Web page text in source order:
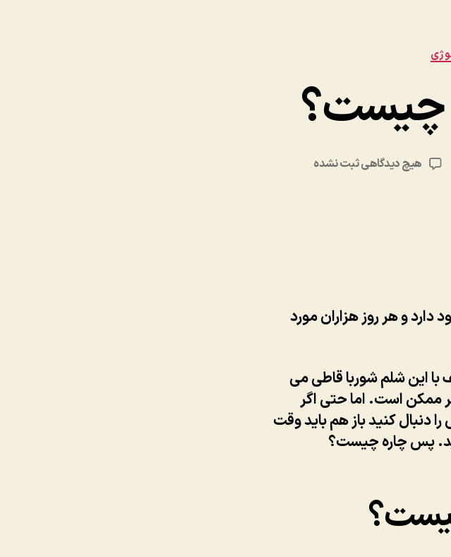
هیچ دیدگاهیبرای
ثبت نشده
و هر روز هزاران مورد
با این شلم شوربا قاطی می
ممکن است. اما حتی اگر
کنید باز هم باید وقت
پس چاره چیست؟